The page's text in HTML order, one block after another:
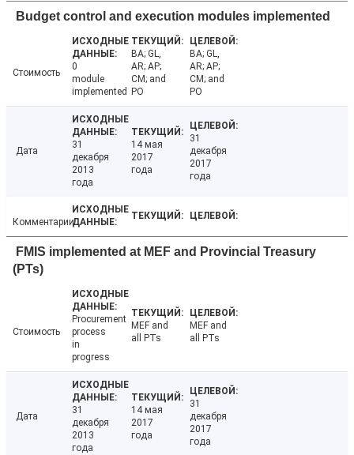
Budget control and execution modules implemented
Стоимость
0
module
implemented
BA; GL,
AR; AP;
CM; and
PO
BA; GL,
AR; AP;
CM; and
PO
Дата
31
декабря
2013
года
14 мая
2017
года
31
декабря
2017
года
Комментарии
FMIS implemented at MEF and Provincial Treasury
(PTs)
Стоимость
Procurement
process
in
progress
MEF and
all PTs
MEF and
all PTs
Дата
31
декабря
2013
года
14 мая
2017
года
31
декабря
2017
года